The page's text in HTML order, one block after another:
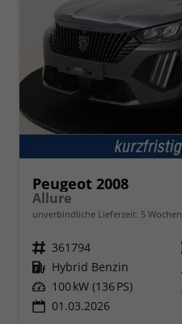
Peugeot 2008
Allure
unverbindliche Lieferzeit: 5 Wochen
Fahrzeugnr. 361794
Kraftstoff Hybrid Benzin
Leistung 100 kW (136 PS)
01.03.2026